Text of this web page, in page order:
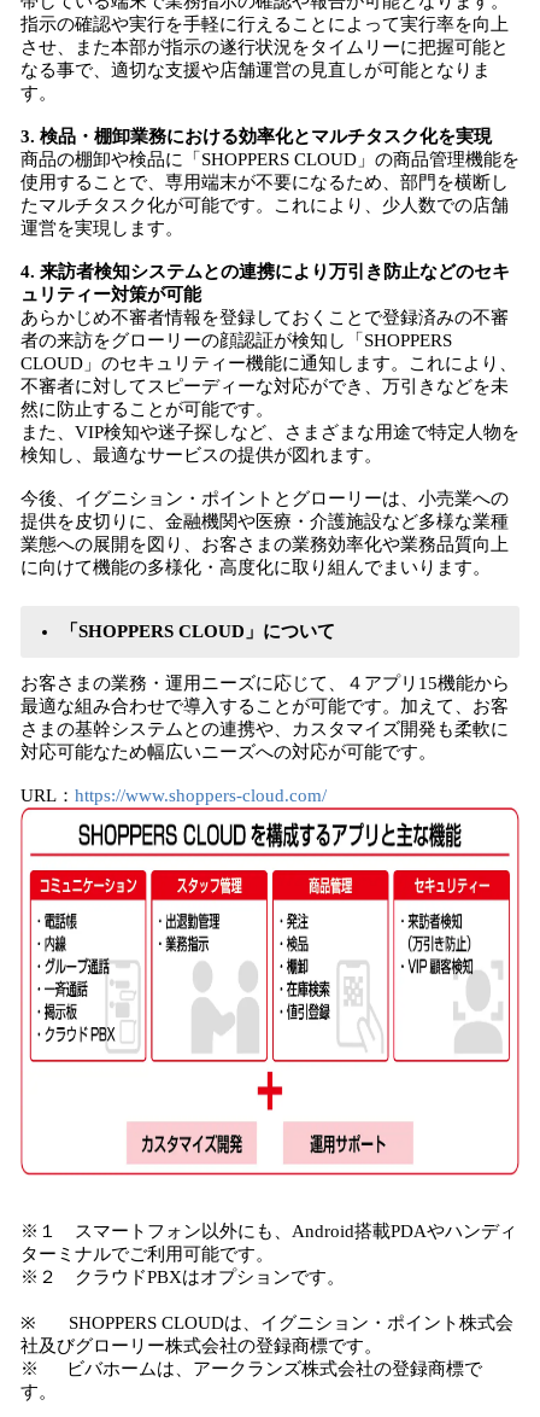
指示の確認や実行を手軽に行えることによって実行率を向上
させ、また本部が指示の遂行状況をタイムリーに把握可能と
なる事で、適切な支援や店舗運営の見直しが可能となりま
す。
3. 検品・棚卸業務における効率化とマルチタスク化を実現
商品の棚卸や検品に「SHOPPERS CLOUD」の商品管理機能を
使用することで、専用端末が不要になるため、部門を横断し
たマルチタスク化が可能です。これにより、少人数での店舗
運営を実現します。
4. 来訪者検知システムとの連携により万引き防止などのセキ
ュリティー対策が可能
あらかじめ不審者情報を登録しておくことで登録済みの不審
者の来訪をグローリーの顔認証が検知し「SHOPPERS
CLOUD」のセキュリティー機能に通知します。これにより、
不審者に対してスピーディーな対応ができ、万引きなどを未
然に防止することが可能です。
また、VIP検知や迷子探しなど、さまざまな用途で特定人物を
検知し、最適なサービスの提供が図れます。
今後、イグニション・ポイントとグローリーは、小売業への
提供を皮切りに、金融機関や医療・介護施設など多様な業種
業態への展開を図り、お客さまの業務効率化や業務品質向上
に向けて機能の多様化・高度化に取り組んでまいります。
「SHOPPERS CLOUD」について
お客さまの業務・運用ニーズに応じて、４アプリ15機能から
最適な組み合わせで導入することが可能です。加えて、お客
さまの基幹システムとの連携や、カスタマイズ開発も柔軟に
対応可能なため幅広いニーズへの対応が可能です。
URL： https://www.shoppers-cloud.com/
※１ スマートフォン以外にも、Android搭載PDAやハンディ
ターミナルでご利用可能です。
※２ クラウドPBXはオプションです。
※ SHOPPERS CLOUDは、イグニション・ポイント株式会
社及びグローリー株式会社の登録商標です。
※ ビバホームは、アークランズ株式会社の登録商標で
す。